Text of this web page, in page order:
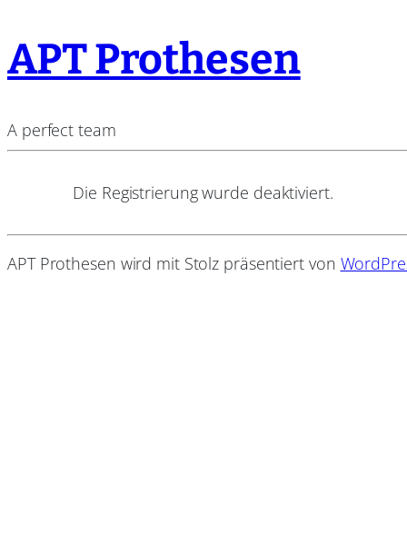
APT Prothesen
A perfect team
Die Registrierung wurde deaktiviert.
APT Prothesen wird mit Stolz präsentiert von